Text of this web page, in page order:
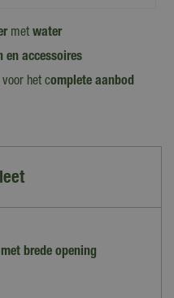
met water
en accessoires
voor het complete aanbod
brede opening